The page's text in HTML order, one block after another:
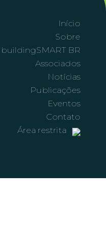
Início
Sobre
buildingSMART BR
Associados
Notícias
Publicações
Eventos
Contato
Área restrita